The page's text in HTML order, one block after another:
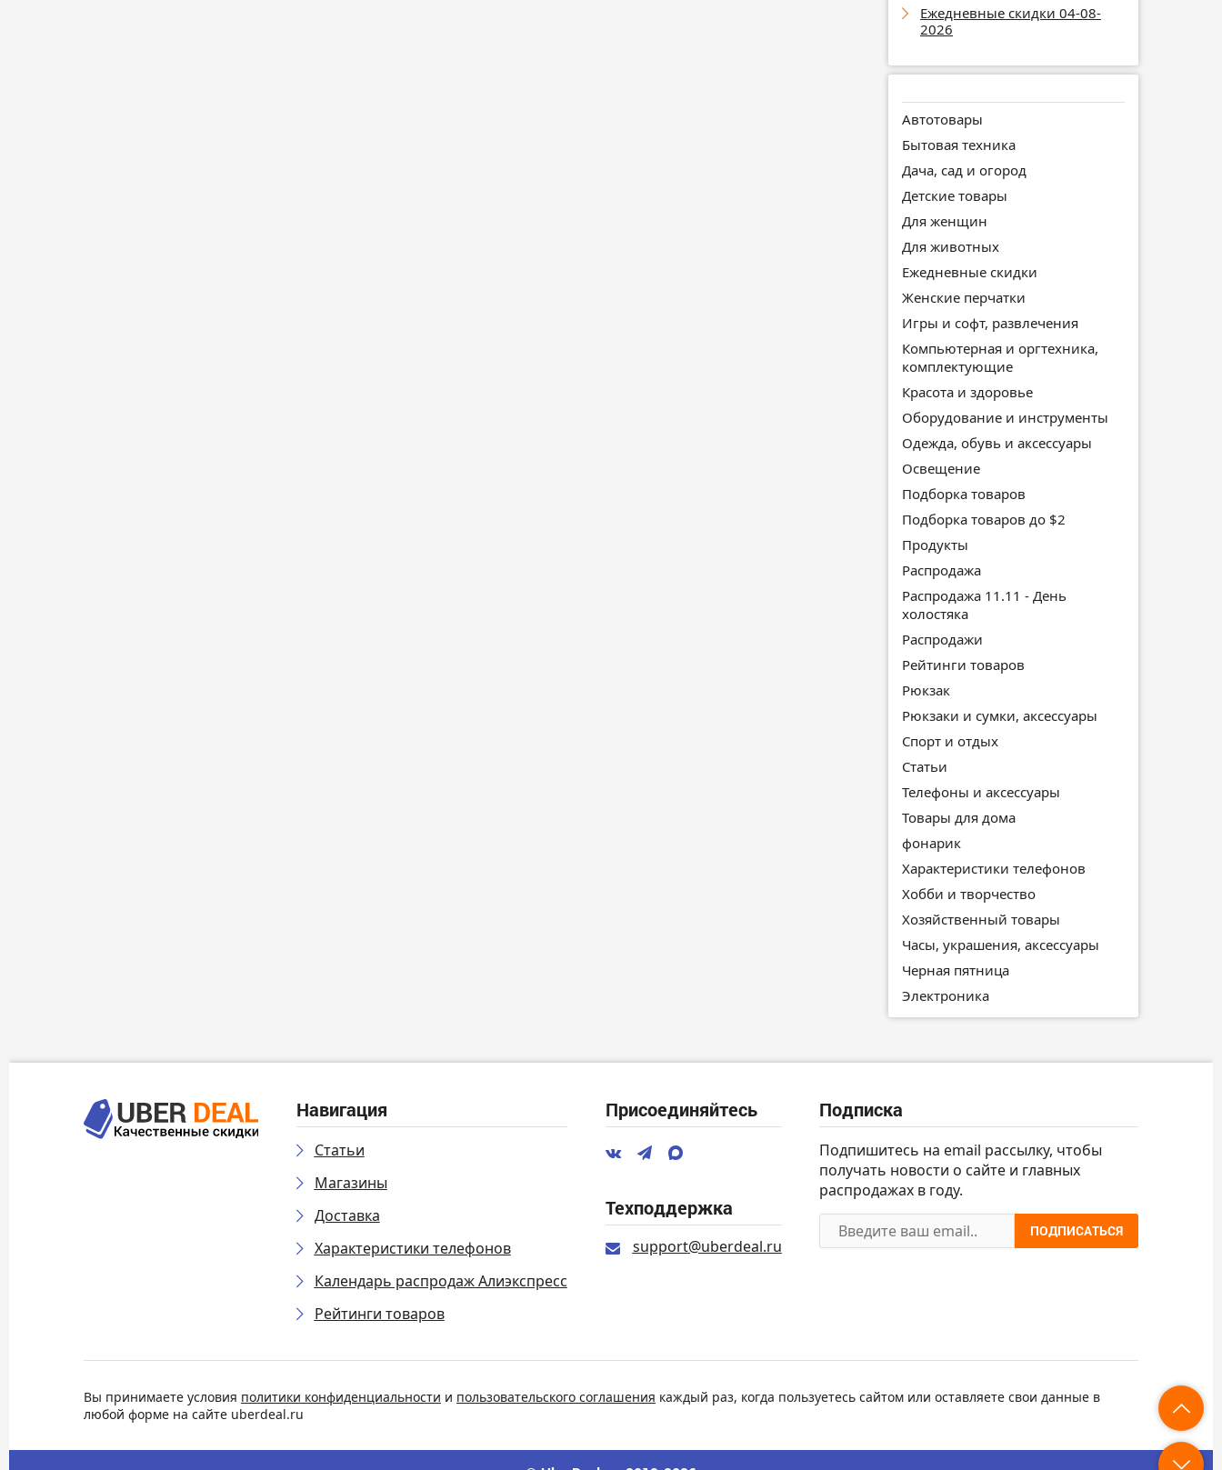
Ежедневные скидки 04-08-
2026
Автотовары
Бытовая техника
Дача, сад и огород
Детские товары
Для женщин
Для животных
Ежедневные скидки
Женские перчатки
Игры и софт, развлечения
Компьютерная и оргтехника,
комплектующие
Красота и здоровье
Оборудование и инструменты
Одежда, обувь и аксессуары
Освещение
Подборка товаров
Подборка товаров до $2
Продукты
Распродажа
Распродажа 11.11 - День
холостяка
Распродажи
Рейтинги товаров
Рюкзак
Рюкзаки и сумки, аксессуары
Спорт и отдых
Статьи
Телефоны и аксессуары
Товары для дома
фонарик
Характеристики телефонов
Хобби и творчество
Хозяйственный товары
Часы, украшения, аксессуары
Черная пятница
Электроника
Навигация
Статьи
Магазины
Доставка
Характеристики телефонов
Календарь распродаж Алиэкспресс
Рейтинги товаров
Присоединяйтесь
Техподдержка
support@uberdeal.ru
Подписка
Подпишитесь на email рассылку, чтобы
получать новости о сайте и главных
распродажах в году.
ПОДПИСАТЬСЯ
Вы принимаете условия политики конфиденциальности и пользовательского соглашения каждый раз, когда пользуетесь сайтом или оставляете свои данные в
любой форме на сайте uberdeal.ru